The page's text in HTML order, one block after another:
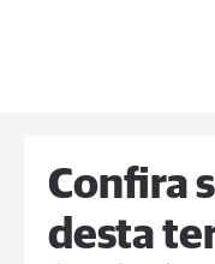
Confira
desta